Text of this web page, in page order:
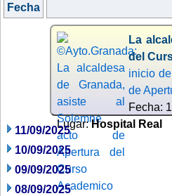
Fecha
La
del
inicio
de
Fecha:
Lugar:Hospital Real
11/09/2025
10/09/2025
09/09/2025
08/09/2025